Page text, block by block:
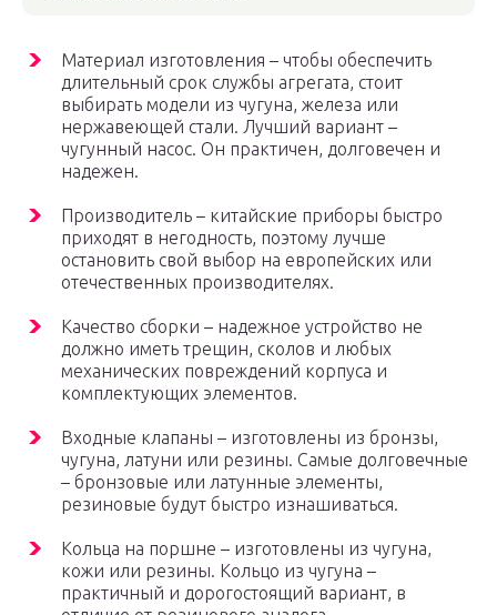
Материал изготовления – чтобы обеспечить
длительный срок службы агрегата, стоит
выбирать модели из чугуна, железа или
нержавеющей стали. Лучший вариант –
чугунный насос. Он практичен, долговечен и
надежен.
Производитель – китайские приборы быстро
приходят в негодность, поэтому лучше
остановить свой выбор на европейских или
отечественных производителях.
Качество сборки – надежное устройство не
должно иметь трещин, сколов и любых
механических повреждений корпуса и
комплектующих элементов.
Входные клапаны – изготовлены из бронзы,
чугуна, латуни или резины. Самые долговечные
– бронзовые или латунные элементы,
резиновые будут быстро изнашиваться.
Кольца на поршне – изготовлены из чугуна,
кожи или резины. Кольцо из чугуна –
практичный и дорогостоящий вариант, в